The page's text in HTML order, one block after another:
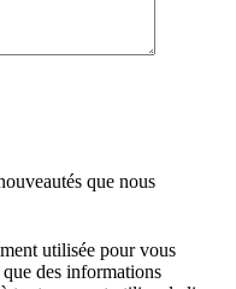
que nous
utilisée pour vous
des informations